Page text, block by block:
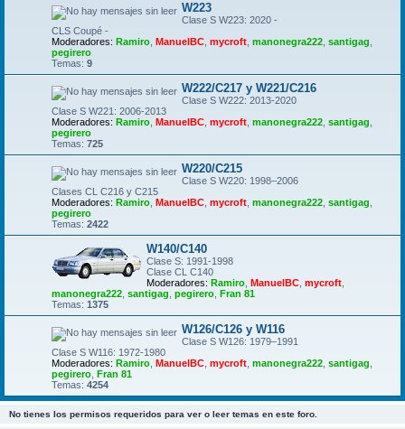
W223
Clase S W223: 2020 -
CLS Coupé -
Moderadores: Ramiro ManuelBC mycroft manonegra222 santigag
pegirero
Temas: 9
W222/C217 y W221/C216
Clase S W222: 2013-2020
Clase S W221: 2006-2013
Moderadores: Ramiro ManuelBC mycroft manonegra222 santigag
pegirero
Temas: 725
W220/C215
Clase S W220: 1998–2006
Clases CL C216 y C215
Moderadores: Ramiro ManuelBC mycroft manonegra222 santigag
pegirero
Temas: 2422
W140/C140
Clase S: 1991-1998
Clase CL C140
Moderadores: Ramiro ManuelBC mycroft
manonegra222 santigag pegirero Fran 81
Temas: 1375
W126/C126 y W116
Clase S W126: 1979–1991
Clase S W116: 1972-1980
Moderadores: Ramiro ManuelBC mycroft manonegra222 santigag
pegirero Fran 81
Temas: 4254
No tienes los permisos requeridos para ver o leer temas en este foro.